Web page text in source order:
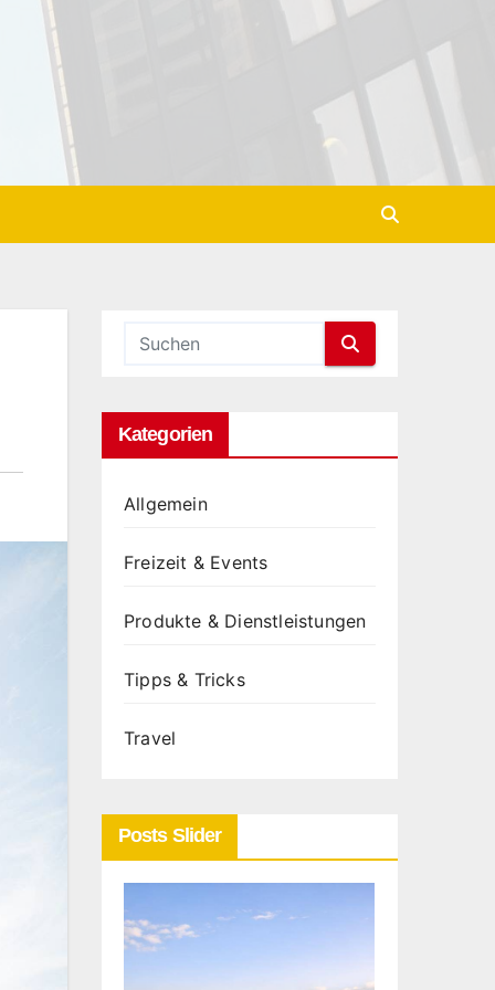
Kategorien
Allgemein
Freizeit & Events
Produkte & Dienstleistungen
Tipps & Tricks
Travel
Posts Slider